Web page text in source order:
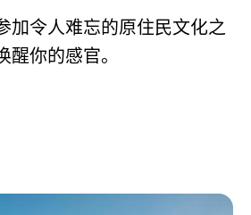
加令人难忘的原住民文化之
你的感官。